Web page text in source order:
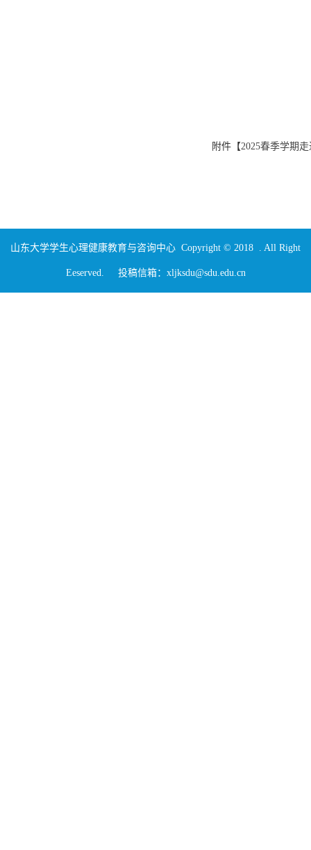
附件【2025春季学期
山东大学学生心理健康教育与咨询中心 Copyright © 2018 . All Right
Eeserved. 投稿信箱：xljksdu@sdu.edu.cn